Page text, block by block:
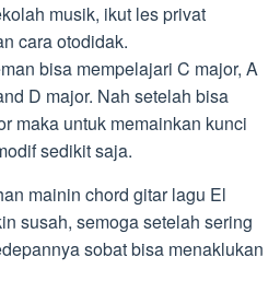
musik, ikut les privat
cara otodidak.
bisa mempelajari C major, A
D major. Nah setelah bisa
maka untuk memainkan kunci
sedikit saja.
mainin chord gitar lagu El
susah, semoga setelah sering
sobat bisa menaklukan